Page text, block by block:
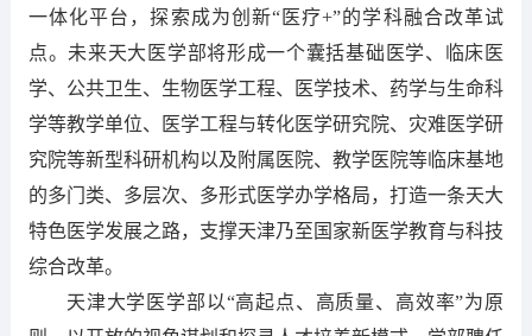
一体化平台，探索成为创新“医疗+”的学科融合改革试
点。未来天大医学部将形成一个囊括基础医学、临床医
学、公共卫生、生物医学工程、医学技术、药学与生命科
学等教学单位、医学工程与转化医学研究院、灾难医学研
究院等新型科研机构以及附属医院、教学医院等临床基地
的多门类、多层次、多形式医学办学格局，打造一条天大
特色医学发展之路，支撑天津乃至国家新医学教育与科技
综合改革。
天津大学医学部以“高起点、高质量、高效率”为原